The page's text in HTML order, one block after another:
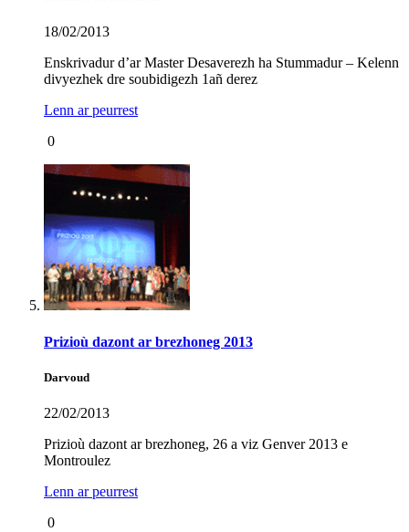
18/02/2013
Enskrivadur d’ar Master Desaverezh ha Stummadur – Kelenn
divyezhek dre soubidigezh 1añ derez
Lenn ar peurrest
0
Prizioù dazont ar brezhoneg 2013
Darvoud
22/02/2013
Prizioù dazont ar brezhoneg, 26 a viz Genver 2013 e
Montroulez
Lenn ar peurrest
0